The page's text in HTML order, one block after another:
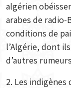
algérien
arabes de
conditions de
l’Algérie, dont
d’autres
2. Les indigènes